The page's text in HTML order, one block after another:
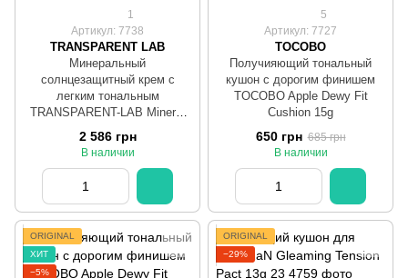
1
Артикул: 7738
TRANSPARENT LAB
Минеральный
солнцезащитный крем с
легким тональным
TRANSPARENT-LAB Mineral
Tinted Sunscreen Light SPF50+
100 мл (универсальный
2 586 грн
В наличии
5
Артикул: 7727
TOCOBO
Получияющий тональный
кушон с дорогим финишем
TOCOBO Apple Dewy Fit
Cushion 15g
650 грн 685 грн
В наличии
ORIGINAL
ХИТ
−5%
ORIGINAL
−29%